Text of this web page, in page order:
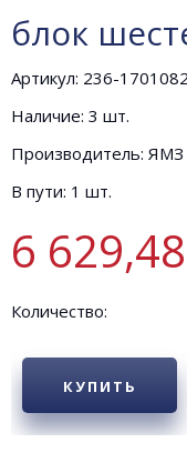
блок
Артикул: 236-
Наличие: 3 шт.
Производитель: ЯМЗ
В пути: 1 шт.
6
Количество:
КУПИТЬ